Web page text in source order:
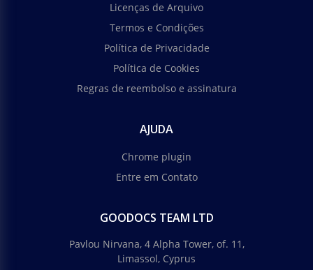
Licenças de Arquivo
Termos e Condições
Política de Privacidade
Política de Cookies
Regras de reembolso e assinatura
AJUDA
Chrome plugin
Entre em Contato
GOODOCS TEAM LTD
Pavlou Nirvana, 4 Alpha Tower, of. 11,
Limassol, Cyprus